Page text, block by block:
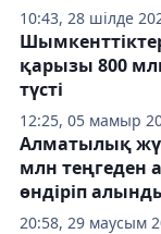
10:43, 28 шілде
12:25, 05 мамыр
қарызы 800
түсті
20:58, 29 маусым
Алматылық
млн теңгеден
өндіріп